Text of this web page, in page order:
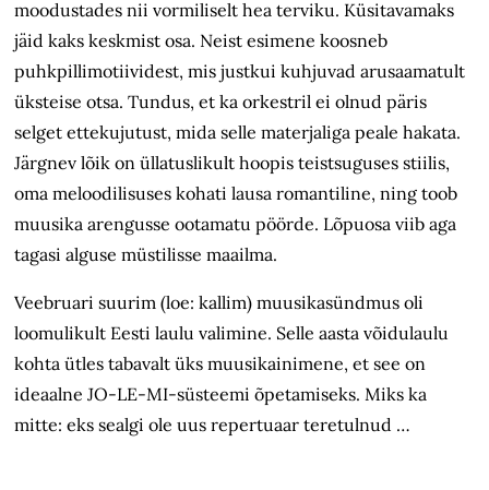
moodustades nii vormiliselt hea terviku. Küsitavamaks
jäid kaks keskmist osa. Neist esimene koosneb
puhkpillimotiividest, mis justkui kuhjuvad arusaamatult
üksteise otsa. Tundus, et ka orkestril ei olnud päris
selget ettekujutust, mida selle materjaliga peale hakata.
Järgnev lõik on üllatuslikult hoopis teistsuguses stiilis,
oma meloodilisuses kohati lausa romantiline, ning toob
muusika arengusse ootamatu pöörde. Lõpuosa viib aga
tagasi alguse müstilisse maailma.
Veebruari suurim (loe: kallim) muusikasündmus oli
loomulikult Eesti laulu valimine. Selle aasta võidulaulu
kohta ütles tabavalt üks muusikainimene, et see on
ideaalne JO-LE-MI-süsteemi õpetamiseks. Miks ka
mitte: eks sealgi ole uus repertuaar teretulnud …